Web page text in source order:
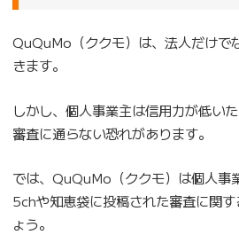
QuQuMo（ククモ）は、法人だけで
きます。
しかし、個人事業主は信用力が低い
審査に通らない恐れがあります。
では、QuQuMo（ククモ）は個人事
5chや知恵袋に投稿された審査に関
ょう。